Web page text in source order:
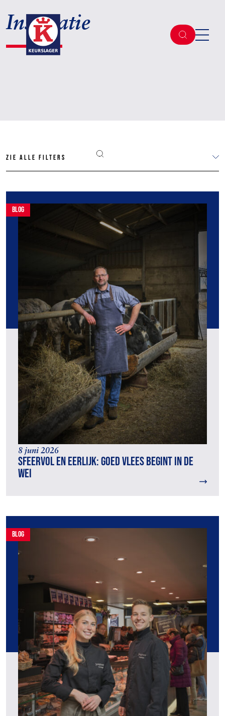
Inspiratie
Zie alle filters
blog
8 juni 2026
Sfeervol en eerlijk: goed vlees begint in de
wei
blog